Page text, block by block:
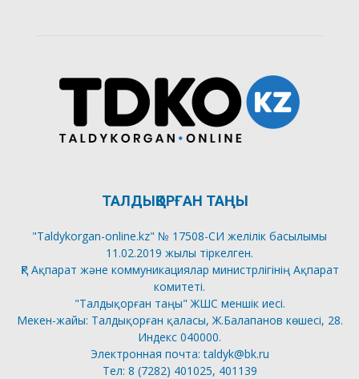
ТАЛДЫҚОРҒАН ТАҢЫ
"Taldykorgan-online.kz" № 17508-СИ желілік басылымы
11.02.2019 жылы тіркелген.
ҚР Ақпарат және коммуникациялар министрлігінің Ақпарат
комитеті.
"Талдықорған таңы" ЖШС меншік иесі.
Мекен-жайы: Талдықорған қаласы, Ж.Балапанов көшесі, 28.
Индекс 040000.
Электронная почта: taldyk@bk.ru
Тел: 8 (7282) 401025, 401139